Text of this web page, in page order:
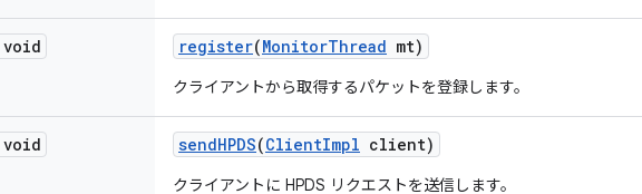
register(MonitorThread mt)
クライアントから取得するパケットを登録します。
sendHPDS(ClientImpl client)
クライアントに HPDS リクエストを送信します。